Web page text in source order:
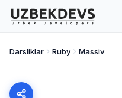
Darsliklar Ruby Massiv